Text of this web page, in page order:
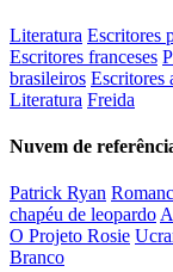
Literatura Escritores
Escritores franceses
brasileiros Escritores
Literatura Freida
Nuvem de
Patrick Ryan
chapéu de leopardo
O Projeto Rosie
Branco